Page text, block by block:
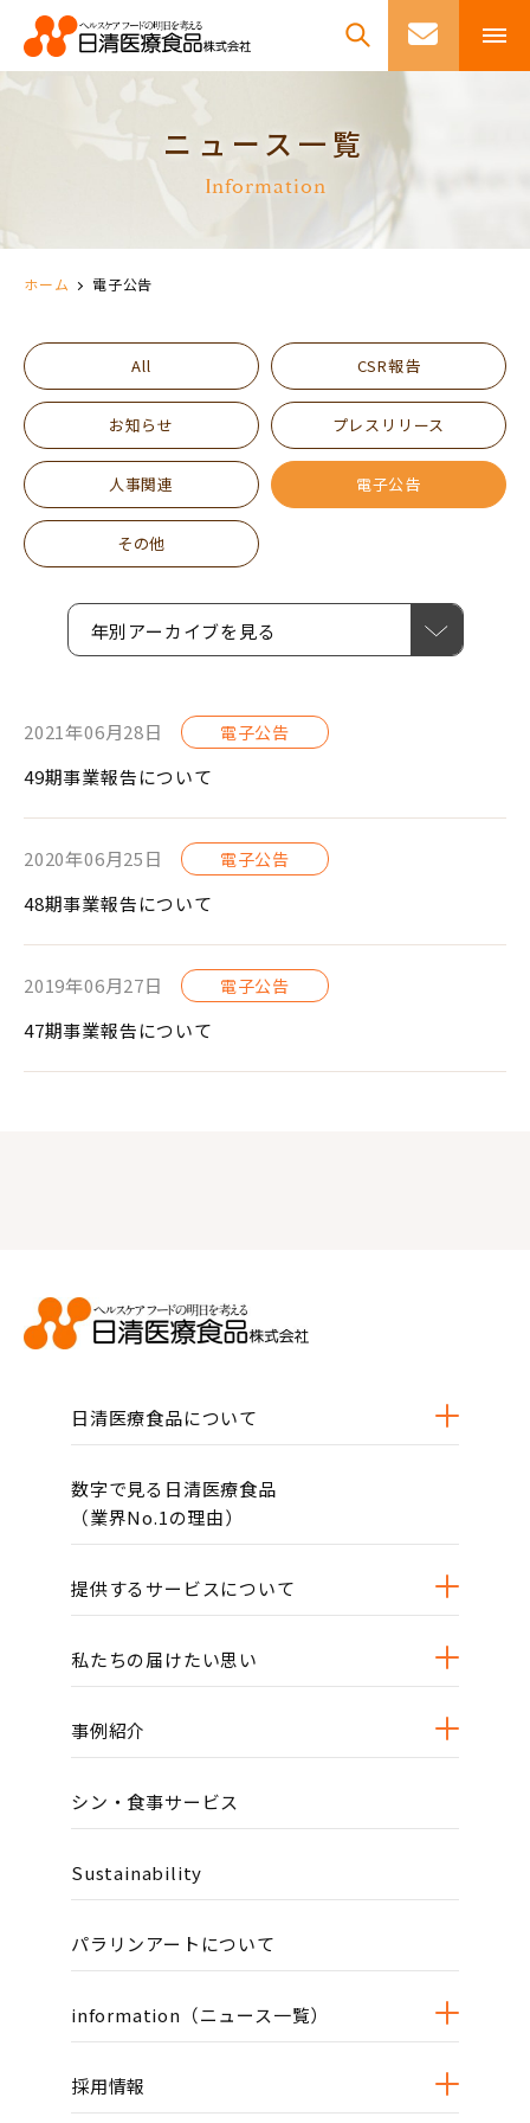
ニュース一覧
Information
ホーム 電子公告
All CSR報告
お知らせ プレスリリース
人事関連 電子公告
その他
年別アーカイブを見る
2021年06月28日 電子公告
49期事業報告について
2020年06月25日 電子公告
48期事業報告について
2019年06月27日 電子公告
47期事業報告について
日清医療食品について
数字で見る日清医療食品
（業界No.1の理由）
提供するサービスについて
私たちの届けたい思い
事例紹介
シン・食事サービス
Sustainability
パラリンアートについて
information（ニュース一覧）
採用情報